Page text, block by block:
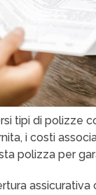
tipi di polizze
i costi
polizza per
assicurativa